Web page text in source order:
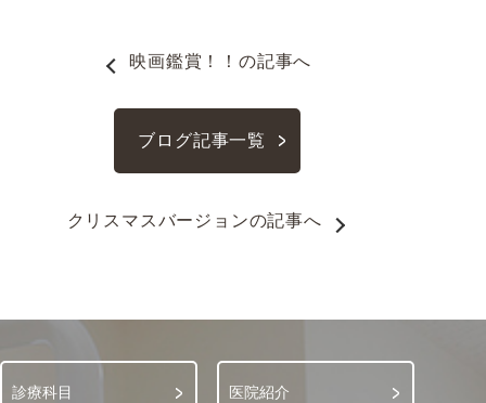
映画鑑賞！！ の記事へ
ブログ記事一覧
クリスマスバージョンの記事へ
診療科目 医院紹介